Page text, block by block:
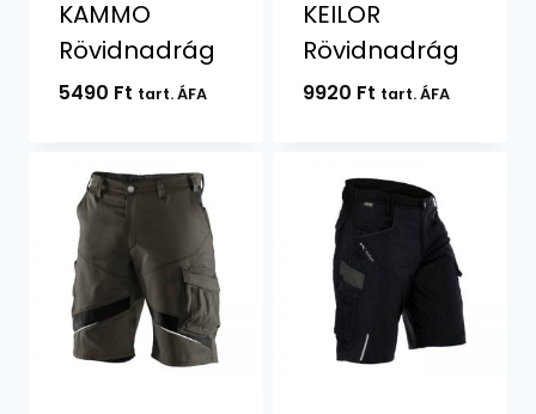
KAMMO
Rövidnadrág
5490 Ft tart. ÁFA
KEILOR
Rövidnadrág
9920 Ft tart. ÁFA